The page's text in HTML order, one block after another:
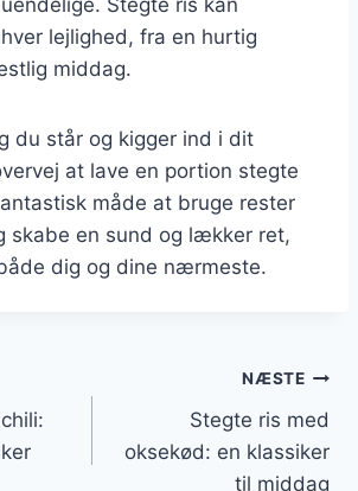
lejlighed, fra en hurtig
middag.
du står og kigger ind i dit
at lave en portion stegte
måde at bruge rester
skabe en sund og lækker ret,
dig og dine nærmeste.
NÆSTE
Stegte ris med
oksekød: en klassiker
til middag